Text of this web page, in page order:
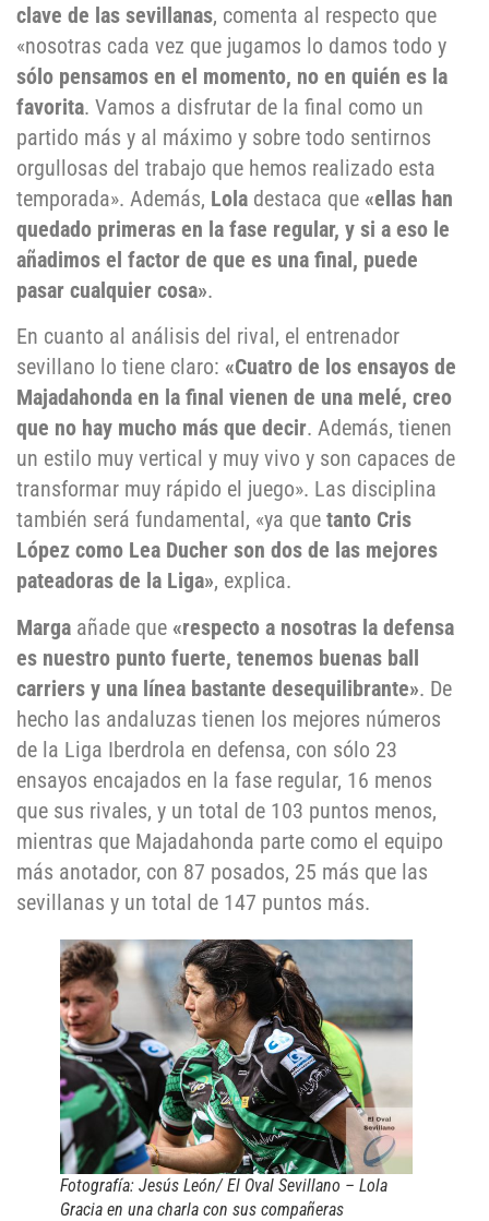
clave de las sevillanas, comenta al respecto que
«nosotras cada vez que jugamos lo damos todo y
sólo pensamos en el momento, no en quién es la
favorita. Vamos a disfrutar de la final como un
partido más y al máximo y sobre todo sentirnos
orgullosas del trabajo que hemos realizado esta
temporada». Además, Lola destaca que «ellas han
quedado primeras en la fase regular, y si a eso le
añadimos el factor de que es una final, puede
pasar cualquier cosa».
En cuanto al análisis del rival, el entrenador
sevillano lo tiene claro: «Cuatro de los ensayos de
Majadahonda en la final vienen de una melé, creo
que no hay mucho más que decir. Además, tienen
un estilo muy vertical y muy vivo y son capaces de
transformar muy rápido el juego». Las disciplina
también será fundamental, «ya que tanto Cris
López como Lea Ducher son dos de las mejores
pateadoras de la Liga», explica.
Marga añade que «respecto a nosotras la defensa
es nuestro punto fuerte, tenemos buenas ball
carriers y una línea bastante desequilibrante». De
hecho las andaluzas tienen los mejores números
de la Liga Iberdrola en defensa, con sólo 23
ensayos encajados en la fase regular, 16 menos
que sus rivales, y un total de 103 puntos menos,
mientras que Majadahonda parte como el equipo
más anotador, con 87 posados, 25 más que las
sevillanas y un total de 147 puntos más.
Fotografía: Jesús León/ El Oval Sevillano – Lola
Gracia en una charla con sus compañeras